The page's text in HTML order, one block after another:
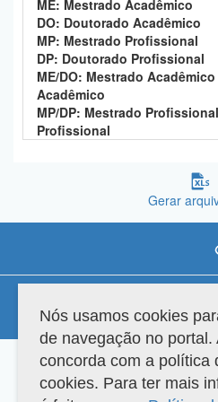
ME: Mestrado Acadêmico
DO: Doutorado Acadêmico
MP: Mestrado Profissional
DP: Doutorado Profissional
ME/DO: Mestrado
Acadêmico
MP/DP: Mestrado
Profissional
Gerar
Versão do sistema: 3.88.9 Copyright
Nós usamos cookies
de navegação no
concorda com a política
cookies. Para ter mais